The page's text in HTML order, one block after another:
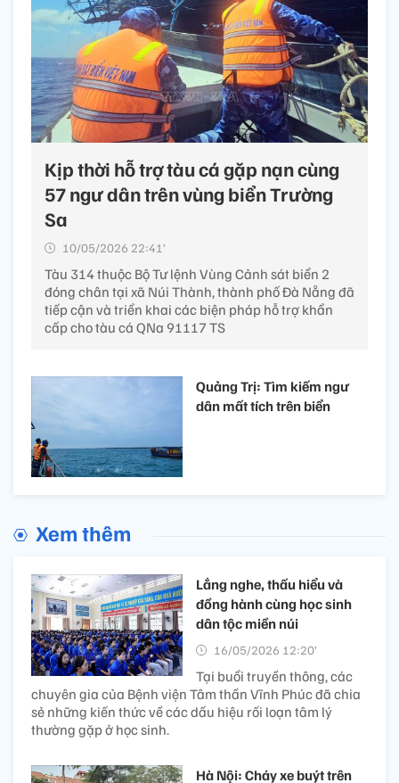
Kịp thời hỗ trợ tàu cá gặp nạn cùng
57 ngư dân trên vùng biển Trường
Sa
10/05/2026 22:41’
Tàu 314 thuộc Bộ Tư lệnh Vùng Cảnh sát biển 2
đóng chân tại xã Núi Thành, thành phố Đà Nẵng đã
tiếp cận và triển khai các biện pháp hỗ trợ khẩn
cấp cho tàu cá QNa 91117 TS
Quảng Trị: Tìm kiếm ngư
dân mất tích trên biển
Xem thêm
Lắng nghe, thấu hiểu và
đồng hành cùng học sinh
dân tộc miền núi
16/05/2026 12:20’
Tại buổi truyền thông, các
chuyên gia của Bệnh viện Tâm thần Vĩnh Phúc đã chia
sẻ những kiến thức về các dấu hiệu rối loạn tâm lý
thường gặp ở học sinh.
Hà Nội: Cháy xe buýt trên